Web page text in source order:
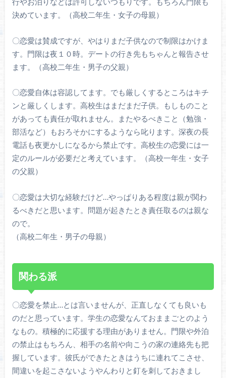
決めています。（高校二年生・女子の母親）
〇恋愛は賛成ですが、やはりまだ子供なので制限はかけま
す。門限は夜１０時。デートの行き先もちゃんと報告させ
ます。（高校二年生・男子の父親）
〇恋愛自体は容認してます。でも厳しくするところはキチ
ンと厳しくします。高校生はまだまだ子供。もしものこと
があっても責任が取れません。またやるべきこと（勉強・
部活など）もおろそかにするようなら叱ります。深夜の長
電話も夜更かしになるから禁止です。高校生の恋愛には一
定のルールが必要だと考えています。（高校一年生・女子
の父親）
〇恋愛は大切な経験だけど…やっぱりある程度は親が関わ
るべきだと思います。問題が起きたとき責任取るのは親な
ので。
（高校二年生・男子の母親）
関わる派
〇恋愛を禁止…とは言いませんが、正直しなくても良いも
のだと思っています。学生の恋愛なんておままごとのよう
なもの。積極的に応援する理由がありません。門限や外泊
の禁止はもちろん、相手の名前や向こうの家の連絡先も把
握しています。彼氏ができたときはうちに連れてこさせ、
間違いを起こさないようやんわりと釘を刺しておきまし